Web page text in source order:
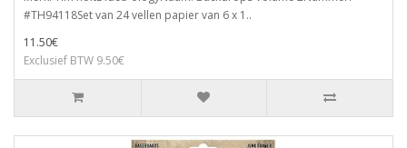
#TH94118Set van 24 vellen papier van 6 x 1..
11.50€
Exclusief BTW 9.50€